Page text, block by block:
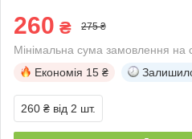
260 ₴ 275 ₴
Мінімальна сума замовлення на
Економія 15 ₴
260 ₴ від 2 шт.